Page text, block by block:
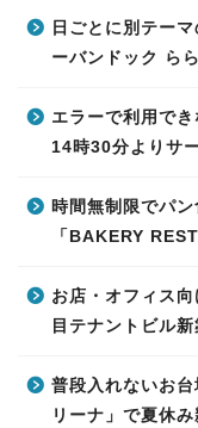
日ごとに別テー
ーバンドック ら
エラーで利用で
14時30分よりサ
時間無制限でパ
「BAKERY
お店・オフィス
目テナントビル
普段入れないお
リーナ」で夏休